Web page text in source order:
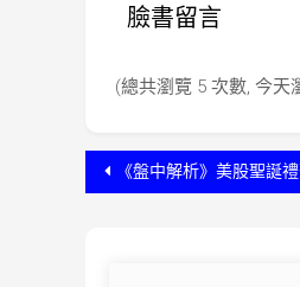
臉書留言
(總共瀏覽 5 次數, 今天
文
《盤中解析》美股聖誕